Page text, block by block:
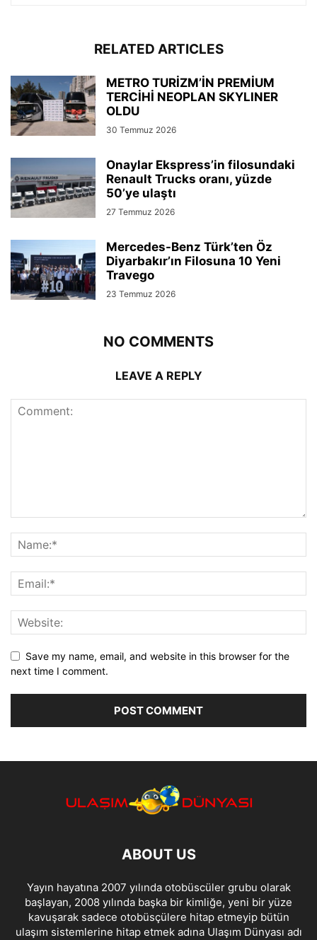
RELATED ARTICLES
METRO TURİZM’İN PREMİUM
TERCİHİ NEOPLAN SKYLINER
OLDU
30 Temmuz 2026
Onaylar Ekspress’in filosundaki
Renault Trucks oranı, yüzde
50’ye ulaştı
27 Temmuz 2026
Mercedes-Benz Türk’ten Öz
Diyarbakır’ın Filosuna 10 Yeni
Travego
23 Temmuz 2026
NO COMMENTS
LEAVE A REPLY
Save my name, email, and website in this browser for the
next time I comment.
ABOUT US
Yayın hayatına 2007 yılında otobüscüler grubu olarak
başlayan, 2008 yılında başka bir kimliğe, yeni bir yüze
kavuşarak sadece otobüsçülere hitap etmeyip bütün
ulaşım sistemlerine hitap etmek adına Ulaşım Dünyası adı